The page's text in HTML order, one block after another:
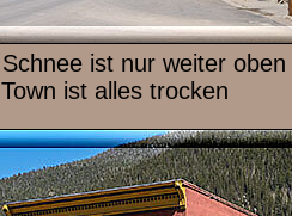
ist nur weiter oben
ist alles trocken